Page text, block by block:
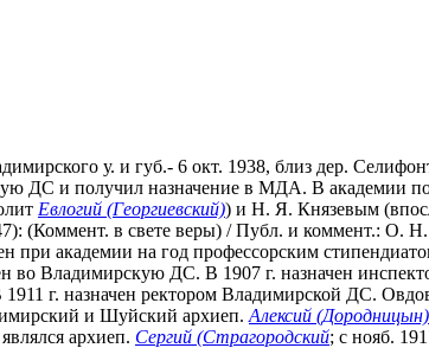
у. и губ.- 6 окт. 1938, близ дер.
ДС и получил назначение в МДА. В академии
Евлогий (Георгиевский)) и Н. Я. Князевым
(Коммент. в свете веры) / Публ. и коммент.:
академии на год профессорским
во Владимирскую ДС. В 1907 г. назначен
г. назначен ректором Владимирской ДС.
и Шуйский архиеп. Алексий (Дородницын)
архиеп. Сергий (Страгородский; с нояб.